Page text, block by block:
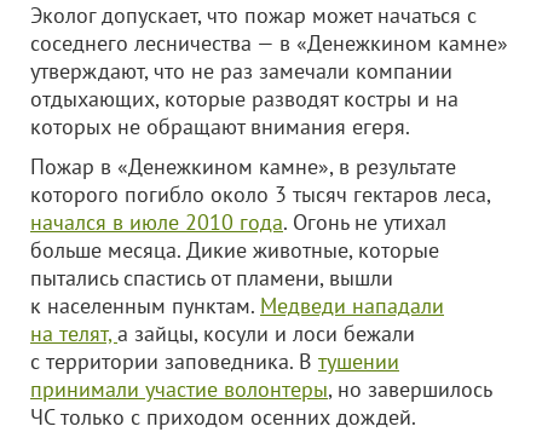
Эколог допускает, что пожар может начаться с
соседнего лесничества — в «Денежкином камне»
утверждают, что не раз замечали компании
отдыхающих, которые разводят костры и на
которых не обращают внимания егеря.
Пожар в «Денежкином камне», в результате
которого погибло около 3 тысяч гектаров леса,
начался в июле 2010 года. Огонь не утихал
больше месяца. Дикие животные, которые
пытались спастись от пламени, вышли
к населенным пунктам. Медведи нападали
на телят,а зайцы, косули и лоси бежали
с территории заповедника. В тушении
принимали участие волонтеры, но завершилось
ЧС только с приходом осенних дождей.